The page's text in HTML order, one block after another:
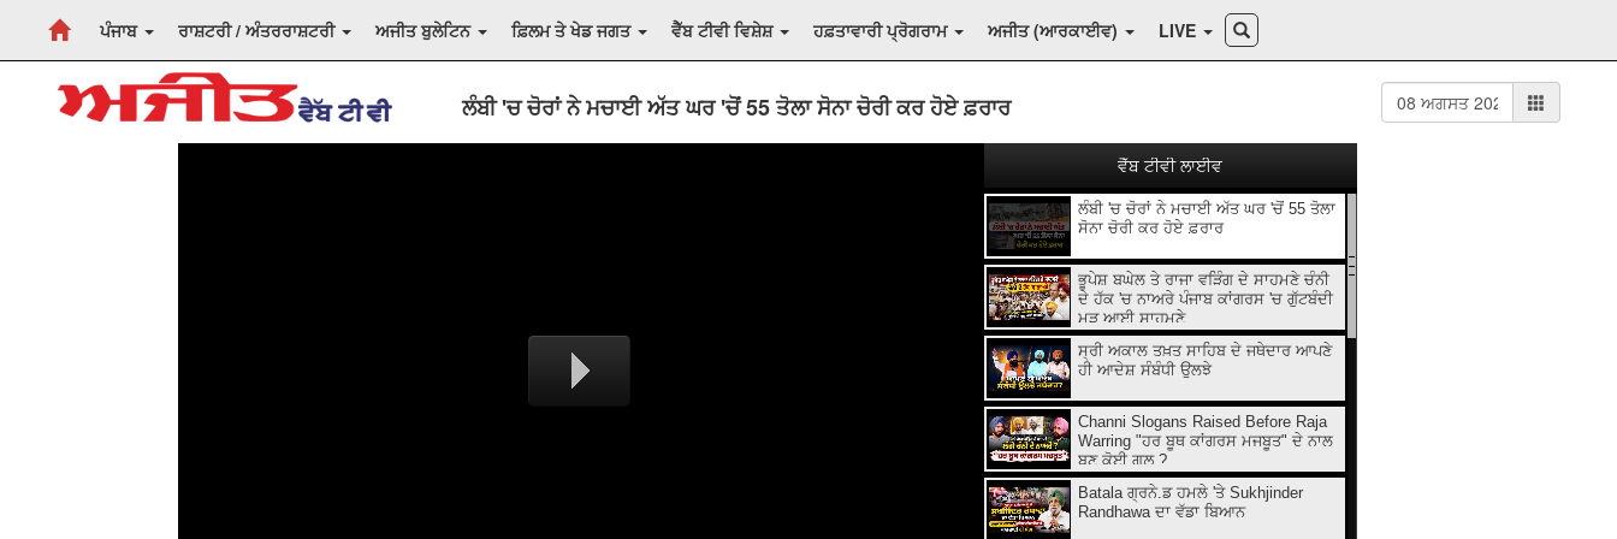
ਪੰਜਾਬ ਰਾਸ਼ਟਰੀ / ਅੰਤਰਰਾਸ਼ਟਰੀ ਅਜੀਤ ਬੁਲੇਟਿਨ ਫ਼ਿਲਮ ਤੇ ਖੇਡ ਜਗਤ ਵੈੱਬ ਟੀਵੀ ਵਿਸ਼ੇਸ਼ ਹਫ਼ਤਾਵਾਰੀ ਪ੍ਰੋਗਰਾਮ ਅਜੀਤ (ਆਰਕਾਈਵ) LIVE
ਲੰਬੀ 'ਚ ਚੋਰਾਂ ਨੇ ਮਚਾਈ ਅੱਤ ਘਰ 'ਚੋਂ 55 ਤੋਲਾ ਸੋਨਾ ਚੋਰੀ ਕਰ ਹੋਏ ਫ਼ਰਾਰ
ਲੰਬੀ 'ਚ ਚੋਰਾਂ ਨੇ ਮਚਾਈ ਅੱਤ ਘਰ 'ਚੋਂ 55 ਤੋਲਾ
ਸੋਨਾ ਚੋਰੀ ਕਰ ਹੋਏ ਫ਼ਰਾਰ
ਭੂਪੇਸ਼ ਬਘੇਲ ਤੇ ਰਾਜਾ ਵੜਿੰਗ ਦੇ ਸਾਹਮਣੇ ਚੰਨੀ
ਦੇ ਹੱਕ 'ਚ ਨਾਅਰੇ ਪੰਜਾਬ ਕਾਂਗਰਸ 'ਚ ਗੁੱਟਬੰਦੀ
ਮੁੜ ਆਈ ਸਾਹਮਣੇ
ਸ੍ਰੀ ਅਕਾਲ ਤਖ਼ਤ ਸਾਹਿਬ ਦੇ ਜਥੇਦਾਰ ਆਪਣੇ
ਹੀ ਆਦੇਸ਼ ਸੰਬੰਧੀ ਉਲਝੇ
Channi Slogans Raised Before Raja
Warring "ਹਰ ਬੂਥ ਕਾਂਗਰਸ ਮਜਬੂਤ" ਦੇ ਨਾਲ
ਬਣੂ ਕੋਈ ਗਲ਼ ?
Batala ਗ੍ਰਨੇ.ਡ ਹਮਲੇ 'ਤੇ Sukhjinder
Randhawa ਦਾ ਵੱਡਾ ਬਿਆਨ
ਵੈੱਬ ਟੀਵੀ ਲਾਈਵ